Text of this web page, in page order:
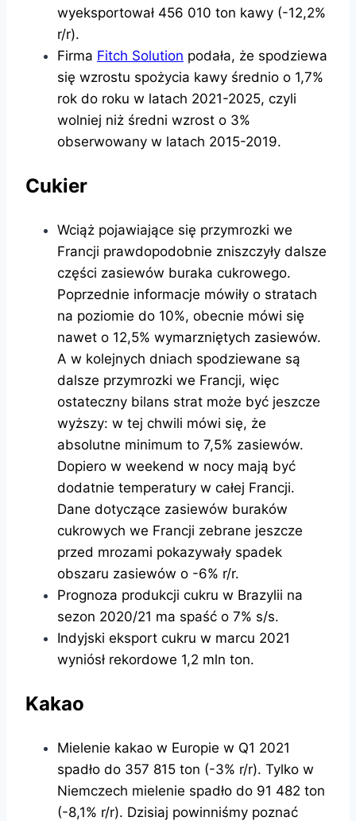
wyeksportował 456 010 ton kawy (-12,2%
r/r).
Firma Fitch Solution podała, że ​​spodziewa
się wzrostu spożycia kawy średnio o 1,7%
rok do roku w latach 2021-2025, czyli
wolniej niż średni wzrost o 3%
obserwowany w latach 2015-2019.
Cukier
Wciąż pojawiające się przymrozki we
Francji prawdopodobnie zniszczyły dalsze
części zasiewów buraka cukrowego.
Poprzednie informacje mówiły o stratach
na poziomie do 10%, obecnie mówi się
nawet o 12,5% wymarzniętych zasiewów.
A w kolejnych dniach spodziewane są
dalsze przymrozki we Francji, więc
ostateczny bilans strat może być jeszcze
wyższy: w tej chwili mówi się, że
absolutne minimum to 7,5% zasiewów.
Dopiero w weekend w nocy mają być
dodatnie temperatury w całej Francji.
Dane dotyczące zasiewów buraków
cukrowych we Francji zebrane jeszcze
przed mrozami pokazywały spadek
obszaru zasiewów o -6% r/r.
Prognoza produkcji cukru w Brazylii na
sezon 2020/21 ma spaść o 7% s/s.
Indyjski eksport cukru w marcu 2021
wyniósł rekordowe 1,2 mln ton.
Kakao
Mielenie kakao w Europie w Q1 2021
spadło do 357 815 ton (-3% r/r). Tylko w
Niemczech mielenie spadło do 91 482 ton
(-8,1% r/r). Dzisiaj powinniśmy poznać